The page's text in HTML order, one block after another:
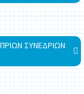
ΣΥΝΕΔΡΙΩΝ